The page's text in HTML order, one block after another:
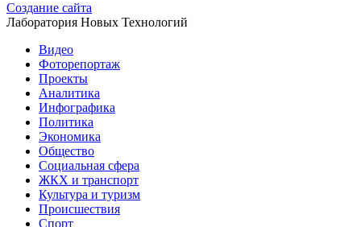
Создание сайта
Лаборатория Новых Технологий
Видео
Фоторепортаж
Проекты
Аналитика
Инфографика
Политика
Экономика
Общество
Социальная сфера
ЖКХ и транспорт
Культура и туризм
Происшествия
Спорт